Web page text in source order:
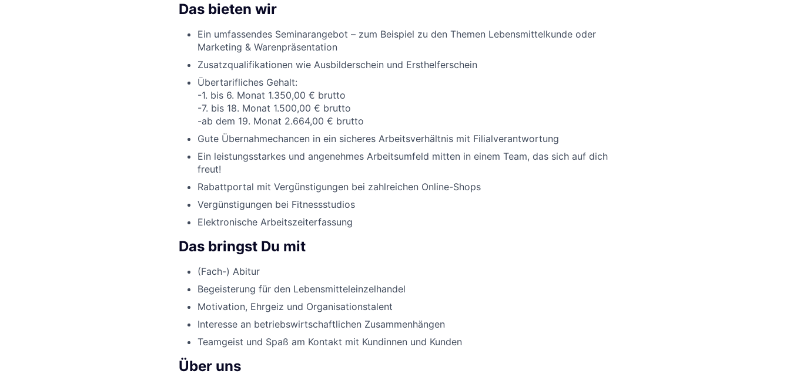
Das bieten wir
Ein umfassendes Seminarangebot – zum Beispiel zu den Themen Lebensmittelkunde oder
Marketing & Warenpräsentation
Zusatzqualifikationen wie Ausbilderschein und Ersthelferschein
Übertarifliches Gehalt:
-1. bis 6. Monat 1.350,00 € brutto
-7. bis 18. Monat 1.500,00 € brutto
-ab dem 19. Monat 2.664,00 € brutto
Gute Übernahmechancen in ein sicheres Arbeitsverhältnis mit Filialverantwortung
Ein leistungsstarkes und angenehmes Arbeitsumfeld mitten in einem Team, das sich auf dich
freut!
Rabattportal mit Vergünstigungen bei zahlreichen Online-Shops
Vergünstigungen bei Fitnessstudios
Elektronische Arbeitszeiterfassung
Das bringst Du mit
(Fach-) Abitur
Begeisterung für den Lebensmitteleinzelhandel
Motivation, Ehrgeiz und Organisationstalent
Interesse an betriebswirtschaftlichen Zusammenhängen
Teamgeist und Spaß am Kontakt mit Kundinnen und Kunden
Über uns